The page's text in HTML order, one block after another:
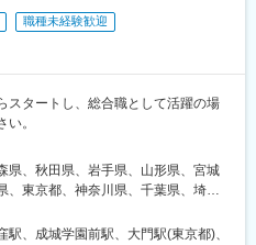
職種未経験歓迎
スタートし、総合職として活躍の場
。
県、秋田県、岩手県、山形県、宮城
、東京都、神奈川県、千葉県、埼玉
、滋賀県、京都府、大阪府、兵庫
県、岡山県、広島県、山口県、徳島
、成城学園前駅、大門駅(東京都)、